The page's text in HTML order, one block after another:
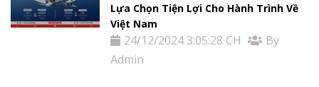
Lựa Chọn Tiện Lợi Cho Hành Trình Về
Việt Nam
24/12/2024 3:05:28 CH
By
Admin